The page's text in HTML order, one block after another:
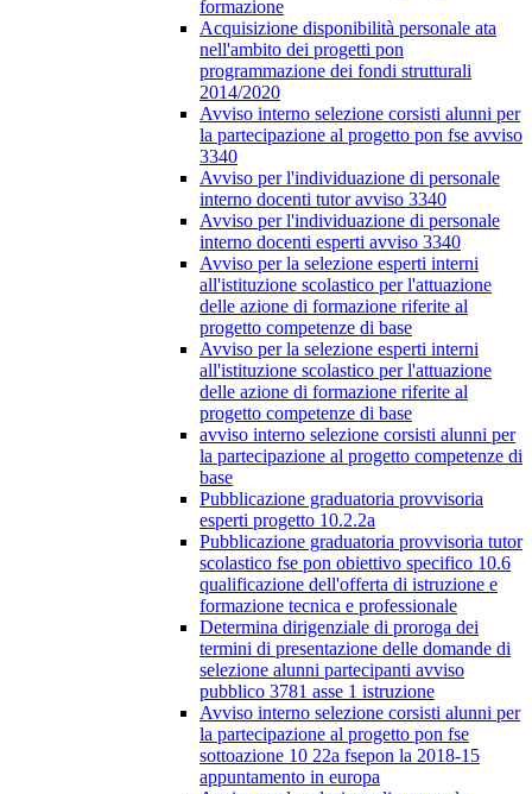
formazione
Acquisizione disponibilità personale ata
nell'ambito dei progetti pon
programmazione dei fondi strutturali
2014/2020
Avviso interno selezione corsisti alunni per
la partecipazione al progetto pon fse avviso
3340
Avviso per l'individuazione di personale
interno docenti tutor avviso 3340
Avviso per l'individuazione di personale
interno docenti esperti avviso 3340
Avviso per la selezione esperti interni
all'istituzione scolastico per l'attuazione
delle azione di formazione riferite al
progetto competenze di base
Avviso per la selezione esperti interni
all'istituzione scolastico per l'attuazione
delle azione di formazione riferite al
progetto competenze di base
avviso interno selezione corsisti alunni per
la partecipazione al progetto competenze di
base
Pubblicazione graduatoria provvisoria
esperti progetto 10.2.2a
Pubblicazione graduatoria provvisoria tutor
scolastico fse pon obiettivo specifico 10.6
qualificazione dell'offerta di istruzione e
formazione tecnica e professionale
Determina dirigenziale di proroga dei
termini di presentazione delle domande di
selezione alunni partecipanti avviso
pubblico 3781 asse 1 istruzione
Avviso interno selezione corsisti alunni per
la partecipazione al progetto pon fse
sottoazione 10 22a fsepon la 2018-15
appuntamento in europa